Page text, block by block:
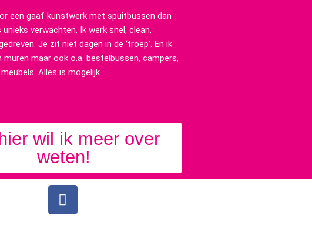
een gaaf kunstwerk met spuitbussen dan
unieks verwachten. Ik werk snel, clean,
Je zit niet dagen in de ‘troep’. En ik
muren maar ook o.a. bestelbussen, campers,
Alles is mogelijk.
wil ik meer over
weten!
F
a